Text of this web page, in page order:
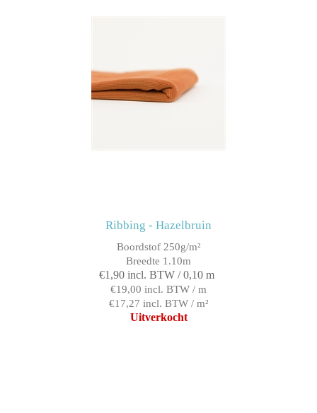
Ribbing - Hazelbruin
Boordstof 250g/m²
Breedte 1.10m
€1,90 incl. BTW / 0,10 m
€19,00 incl. BTW / m
€17,27 incl. BTW / m²
Uitverkocht